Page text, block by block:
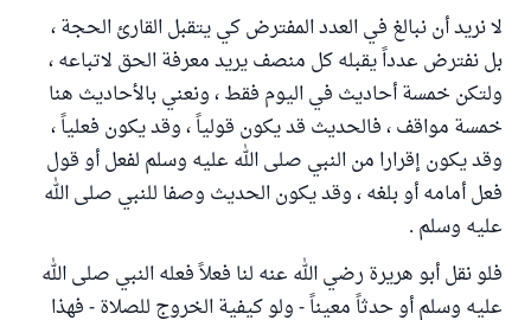
لا نريد أن نبالغ في العدد المفترض كي يتقبل القارئ الحجة ،
بل نفترض عدداً يقبله كل منصف يريد معرفة الحق لاتباعه ،
ولتكن خمسة أحاديث في اليوم فقط ، ونعني بالأحاديث هنا
خمسة مواقف ، فالحديث قد يكون قولياً ، وقد يكون فعلياً ،
وقد يكون إقرارا من النبي صلى الله عليه وسلم لفعل أو قول
فعل أمامه أو بلغه ، وقد يكون الحديث وصفا للنبي صلى الله
عليه وسلم .
فلو نقل أبو هريرة رضي الله عنه لنا فعلاً فعله النبي صلى الله
عليه وسلم أو حدثاً معيناً - ولو كيفية الخروج للصلاة - فهذا